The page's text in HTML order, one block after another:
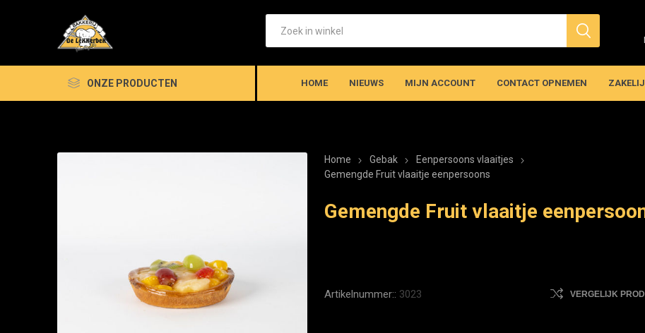
ONZE PRODUCTEN HOME NIEUWS MIJN ACCOUNT CONTACT OPNEMEN
Home Gebak
Eenpersoons vlaaitjes
Gemengde Fruit vlaaitje eenpersoons
Gemengde Fruit vlaaitje
VERGELIJK
Artikelnummer:: 3023